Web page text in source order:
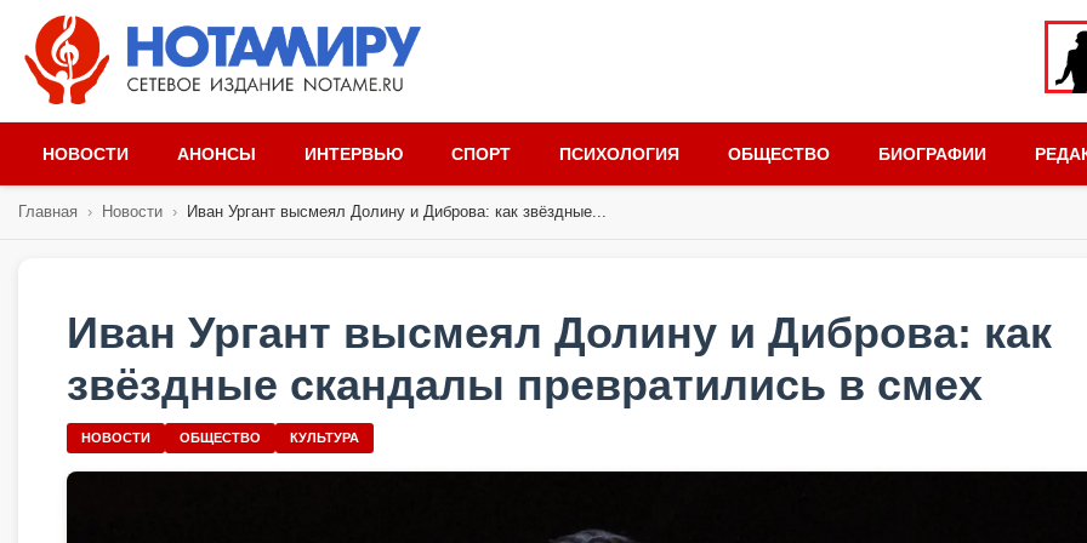
НОВОСТИ АНОНСЫ ИНТЕРВЬЮ СПОРТ ПСИХОЛОГИЯ ОБЩЕСТВО БИОГРАФИИ
Главная › Новости › Иван Ургант высмеял Долину и Диброва: как звёздные...
Иван Ургант высмеял Долину и Диброва: как
звёздные скандалы превратились в смех
НОВОСТИ ОБЩЕСТВО КУЛЬТУРА